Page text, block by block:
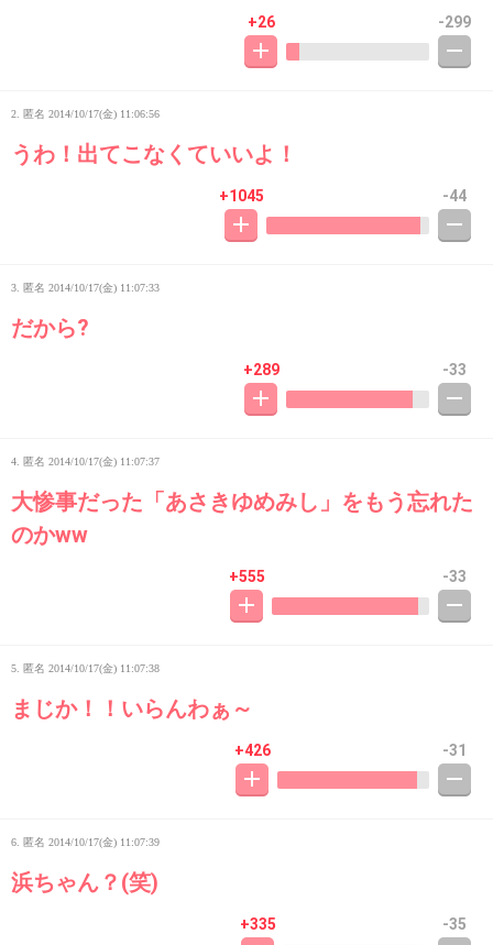
+26 -299
2. 匿名 2014/10/17(金) 11:06:56
うわ！出てこなくていいよ！
+1045 -44
3. 匿名 2014/10/17(金) 11:07:33
だから?
+289 -33
4. 匿名 2014/10/17(金) 11:07:37
大惨事だった「あさきゆめみし」をもう忘れた
のかww
+555 -33
5. 匿名 2014/10/17(金) 11:07:38
まじか！！いらんわぁ～
+426 -31
6. 匿名 2014/10/17(金) 11:07:39
浜ちゃん？(笑)
+335 -35